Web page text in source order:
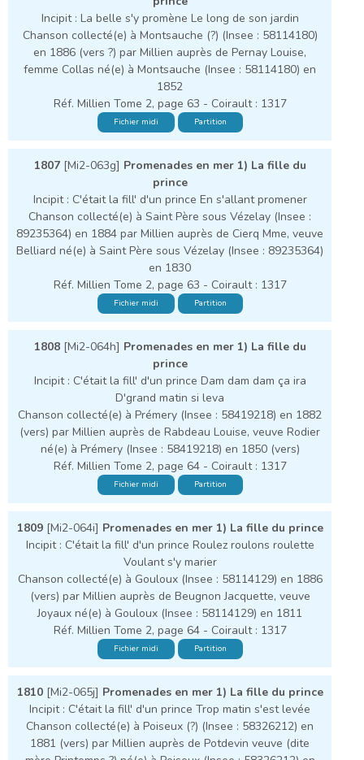
Incipit : La belle s'y promène Le long de son jardin
Chanson collecté(e) à Montsauche (?) (Insee : 58114180)
en 1886 (vers ?) par Millien auprès de Pernay Louise,
femme Collas né(e) à Montsauche (Insee : 58114180) en
1852
Réf. Millien Tome 2, page 63 - Coirault : 1317
Fichier midi Partition
1807[Mi2-063g] Promenades en mer 1) La fille du
prince
Incipit : C'était la fill' d'un prince En s'allant promener
Chanson collecté(e) à Saint Père sous Vézelay (Insee :
89235364) en 1884 par Millien auprès de Cierq Mme, veuve
Belliard né(e) à Saint Père sous Vézelay (Insee : 89235364)
en 1830
Réf. Millien Tome 2, page 63 - Coirault : 1317
Fichier midi Partition
1808[Mi2-064h] Promenades en mer 1) La fille du
prince
Incipit : C'était la fill' d'un prince Dam dam dam ça ira
D'grand matin si leva
Chanson collecté(e) à Prémery (Insee : 58419218) en 1882
(vers) par Millien auprès de Rabdeau Louise, veuve Rodier
né(e) à Prémery (Insee : 58419218) en 1850 (vers)
Réf. Millien Tome 2, page 64 - Coirault : 1317
Fichier midi Partition
1809[Mi2-064i] Promenades en mer 1) La fille du prince
Incipit : C'était la fill' d'un prince Roulez roulons roulette
Voulant s'y marier
Chanson collecté(e) à Gouloux (Insee : 58114129) en 1886
(vers) par Millien auprès de Beugnon Jacquette, veuve
Joyaux né(e) à Gouloux (Insee : 58114129) en 1811
Réf. Millien Tome 2, page 64 - Coirault : 1317
Fichier midi Partition
1810[Mi2-065j] Promenades en mer 1) La fille du prince
Incipit : C'était la fill' d'un prince Trop matin s'est levée
Chanson collecté(e) à Poiseux (?) (Insee : 58326212) en
1881 (vers) par Millien auprès de Potdevin veuve (dite